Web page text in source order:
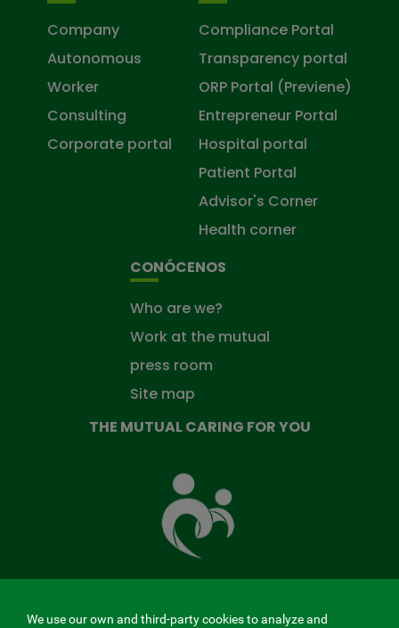
Company
Autonomous
Worker
Consulting
Corporate portal
Compliance Portal
Transparency portal
ORP Portal (Previene)
Entrepreneur Portal
Hospital portal
Patient Portal
Advisor's Corner
Health corner
CONÓCENOS
Who are we?
Work at the mutual
press room
Site map
THE MUTUAL CARING FOR YOU
Mutual
Fund
that
takes
We use our own and third-party cookies to analyze and